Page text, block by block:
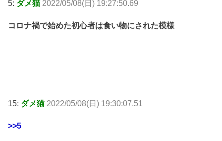
5: ダメ猫 2022/05/08(日) 19:27:50.69
コロナ禍で始めた初心者は食い物にされた模様
15: ダメ猫 2022/05/08(日) 19:30:07.51
>>5